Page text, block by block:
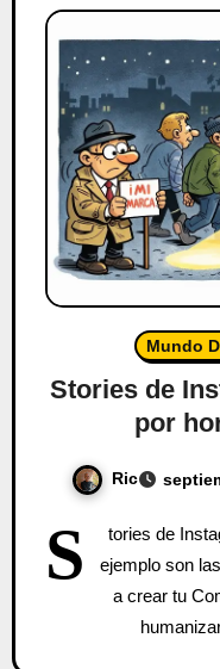
Mundo
Stories de
por
Ric
S
tories de
ejemplo son
a crear tu